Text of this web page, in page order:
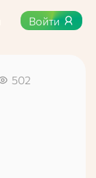
Войти
502